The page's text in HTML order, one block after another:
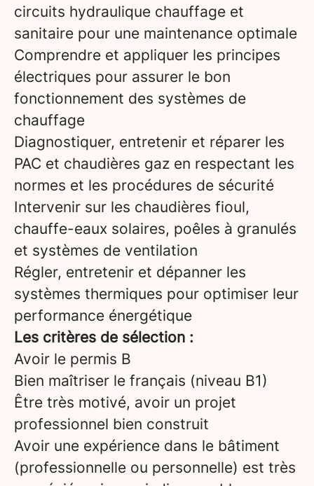
circuits hydraulique chauffage et
sanitaire pour une maintenance optimale
Comprendre et appliquer les principes
électriques pour assurer le bon
fonctionnement des systèmes de
chauffage
Diagnostiquer, entretenir et réparer les
PAC et chaudières gaz en respectant les
normes et les procédures de sécurité
Intervenir sur les chaudières fioul,
chauffe-eaux solaires, poêles à granulés
et systèmes de ventilation
Régler, entretenir et dépanner les
systèmes thermiques pour optimiser leur
performance énergétique
Les critères de sélection :
Avoir le permis B
Bien maîtriser le français (niveau B1)
Être très motivé, avoir un projet
professionnel bien construit
Avoir une expérience dans le bâtiment
(professionnelle ou personnelle) est très